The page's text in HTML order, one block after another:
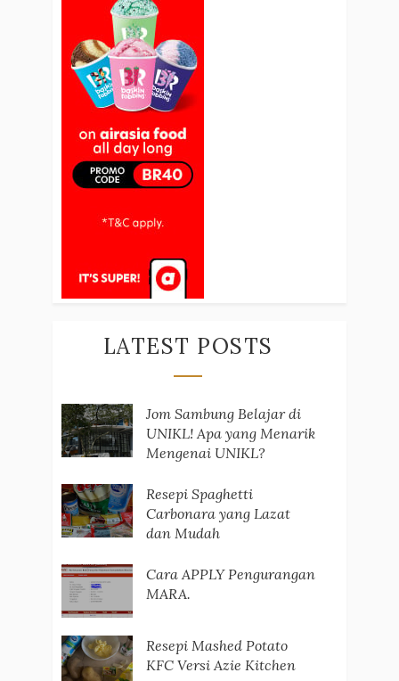
LATEST POSTS
Jom Sambung Belajar di
UNIKL! Apa yang Menarik
Mengenai UNIKL?
Resepi Spaghetti
Carbonara yang Lazat
dan Mudah
Cara APPLY Pengurangan
MARA.
Resepi Mashed Potato
KFC Versi Azie Kitchen